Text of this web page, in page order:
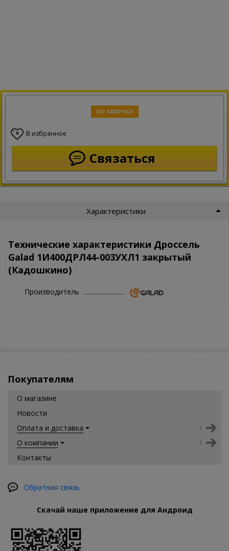
ПО ЗАПРОСУ
0 В избранное
Связаться
Характеристики
Технические характеристики Дроссель
Galad 1И400ДРЛ44-003УХЛ1 закрытый
(Кадошкино)
Производитель
Покупателям
О магазине
Новости
Оплата и доставка
О компании
Контакты
Обратная связь
Скачай наше приложение для Андроид